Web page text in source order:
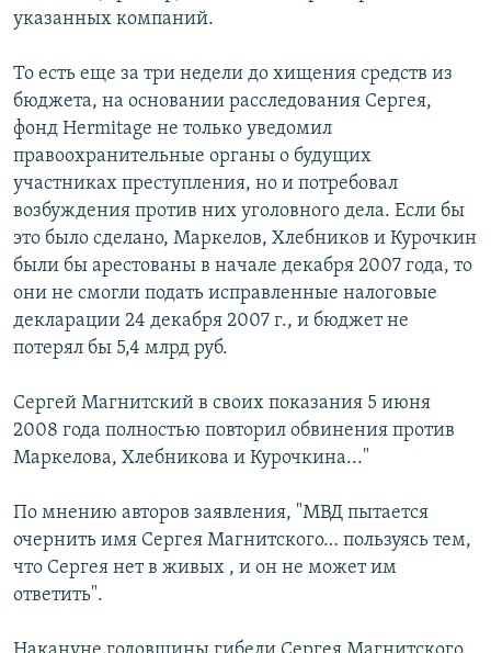
указанных компаний.
То есть еще за три недели до хищения средств из
бюджета, на основании расследования Сергея,
фонд Hermitage не только уведомил
правоохранительные органы о будущих
участниках преступления, но и потребовал
возбуждения против них уголовного дела. Если бы
это было сделано, Маркелов, Хлебников и Курочкин
были бы арестованы в начале декабря 2007 года, то
они не смогли подать исправленные налоговые
декларации 24 декабря 2007 г., и бюджет не
потерял бы 5,4 млрд руб.
Сергей Магнитский в своих показания 5 июня
2008 года полностью повторил обвинения против
Маркелова, Хлебникова и Курочкина..."
По мнению авторов заявления, "МВД пытается
очернить имя Сергея Магнитского… пользуясь тем,
что Сергея нет в живых , и он не может им
ответить".